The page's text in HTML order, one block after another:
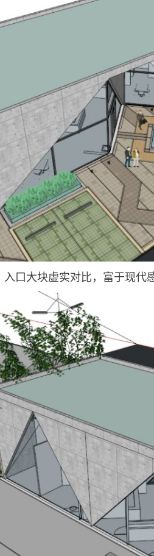
口大块虚实对比，富于现代